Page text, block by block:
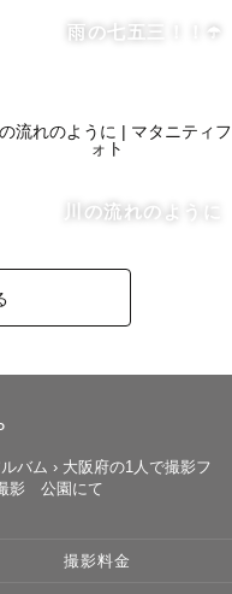
ちしております！！☺️
雨の七五三！！☂️
川の流れのように
バム › 大阪府の1人で撮影フ
影 公園にて
撮影料金